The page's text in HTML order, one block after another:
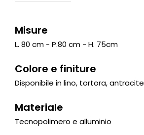
Misure
L. 80 cm - P.80 cm - H. 75cm
Colore e finiture
Disponibile in lino, tortora, antracite
Materiale
Tecnopolimero e alluminio